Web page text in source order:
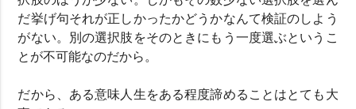
だ挙げ句それが正しかったかどうかなんて検証のしよう
がない。別の選択肢をそのときにもう一度選ぶというこ
とが不可能なのだから。
だから、ある意味人生をある程度諦めることはとても大